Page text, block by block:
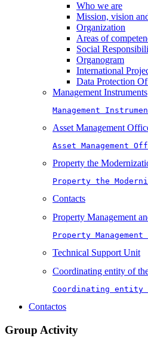
Who we are
Mission, vision
Organization
Areas of
Social
Organogram
International
Data Protection
Management Instruments
Management
Asset Management
Asset Management
Property the
Property the
Contacts
Property Management
Property
Technical Support Unit
Coordinating entity of
Coordinating entity
Contactos
Group Activity